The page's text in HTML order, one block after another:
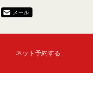
メール
ネット予約する